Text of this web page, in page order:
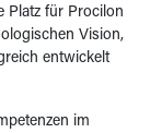
Platz für Procilon
Vision,
entwickelt
im